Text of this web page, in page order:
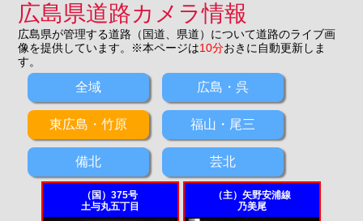
広島県道路カメラ情報
広島県が管理する道路（国道、県道）について道路のライブ画
像を提供しています。※本ページは10分おきに自動更新しま
す。
全域 広島・呉
東広島・竹原 福山・尾三
備北 芸北
（国）375号
土与丸五丁目
（主）矢野安浦線
乃美尾